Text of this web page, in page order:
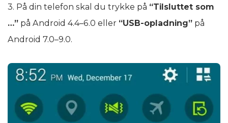
3. På din telefon skal du trykke på “Tilsluttet som
…” på Android 4.4–6.0 eller “USB-opladning” på
Android 7.0–9.0.